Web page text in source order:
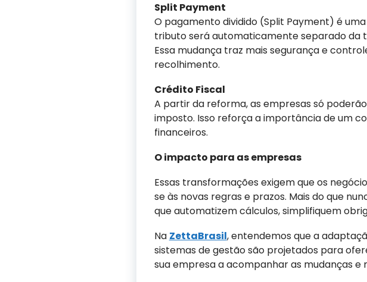
Split Payment
O pagamento dividido (Split Payment) é
tributo será automaticamente separado da
Essa mudança traz mais segurança e
recolhimento.
Crédito Fiscal
A partir da reforma, as empresas só
imposto. Isso reforça a importância de um
financeiros.
O impacto para as empresas
Essas transformações exigem que os
se às novas regras e prazos. Mais do que
que automatizem cálculos, simplifiquem
Na ZettaBrasil, entendemos que a
sistemas de gestão são projetados para
sua empresa a acompanhar as mudanças